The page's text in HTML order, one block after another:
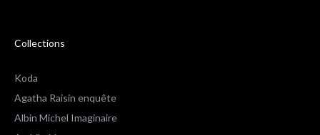
Collections
Koda
Agatha Raisin enquête
Albin Michel Imaginaire